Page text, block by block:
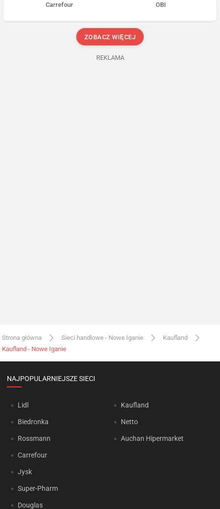
Carrefour OBI
ZOBACZ WIĘCEJ
REKLAMA
Strona główna Sieci handlowe - Nowe Iganie
Kaufland
Kaufland - Nowe Iganie
NAJPOPULARNIEJSZE SIECI
Lidl
Biedronka
Rossmann
Carrefour
Jysk
Super-Pharm
Douglas
Kaufland
Netto
Auchan Hipermarket